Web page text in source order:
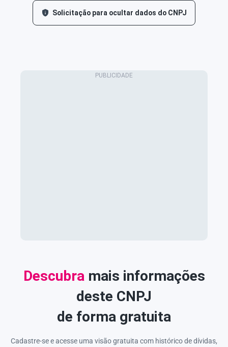
Solicitação para ocultar dados do CNPJ
Descubra mais informações
deste CNPJ
de forma gratuita
Cadastre-se e acesse uma visão gratuita com histórico de dívidas,